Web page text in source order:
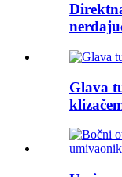
Glava